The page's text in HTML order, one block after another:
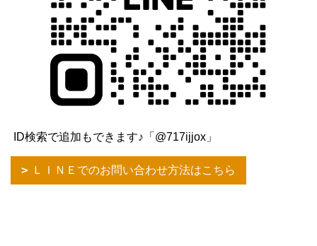
ID検索で追加もできます♪「@717ijjox」
ＬＩＮＥでのお問い合わせ方法はこちら